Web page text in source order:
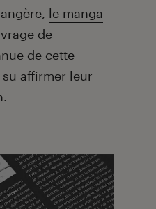
le manga
de
de cette
affirmer leur